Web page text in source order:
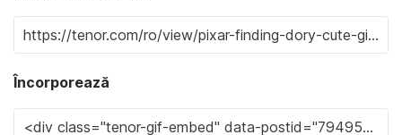
Încorporează